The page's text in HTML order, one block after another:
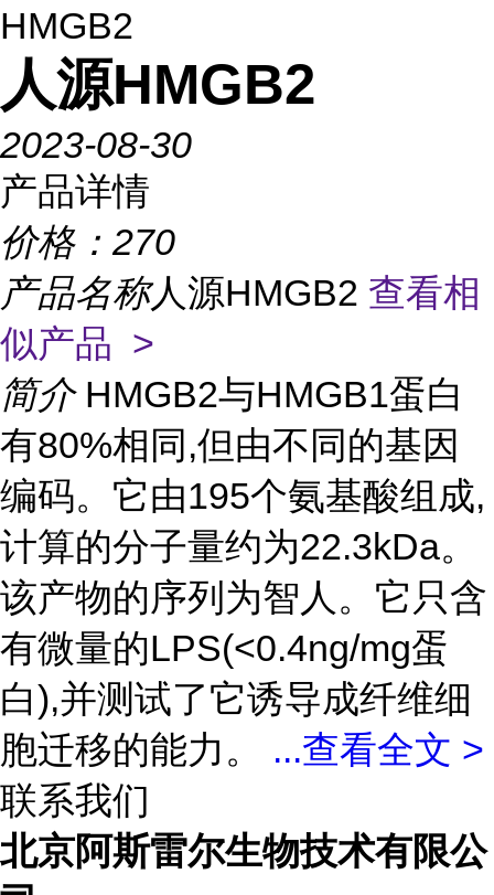
HMGB2
人源HMGB2
2023-08-30
产品详情
价格： 270
产品名称人源HMGB2 查看相
似产品 >
简介 HMGB2与HMGB1蛋白
有80%相同,但由不同的基因
编码。它由195个氨基酸组成,
计算的分子量约为22.3kDa。
该产物的序列为智人。它只含
有微量的LPS(<0.4ng/mg蛋
白),并测试了它诱导成纤维细
胞迁移的能力。 ...查看全文 >
联系我们
北京阿斯雷尔生物技术有限公